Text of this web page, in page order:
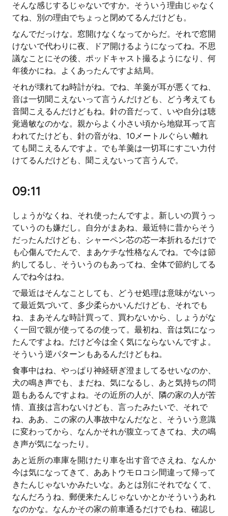
そんな感じするじゃないですか。そういう理由じゃなく
てね、別の理由でちょっと閉めてるんだけども。
なんでだっけな。窓開けなくなってからだ。それで窓開
けないで代わりに夜、ドア開けるようになってね。不思
議なことにその後、ポッドキャスト撮るようになり、何
年後かにね。よくあったんですよ結局。
それが壊れてね時計がね。でね、羊羹が耳が悪くてね、
音は一切聞こえないって言うんだけども、どう考えても
音聞こえるんだけどもね。針の音だって、いや自分は聴
覚過敏なのかな。親からよく小さい頃から地獄耳って言
われてたけども、針の音がね、10メートルぐらい離れ
ても聞こえるんですよ。でも羊羹は一切耳にすごい力付
けてるんだけども、聞こえないって言うんで。
09:11
しょうがなくね、それ使ったんですよ。新しいの買うっ
ていうのも嫌だし。自分がまあね、最近特に昔からそう
だったんだけども、シャーペン芯の芯一本折れるだけで
も心傷んでたんで、まあケチな性格なんでね。で今は節
約してるし、そういうのもあってね、全体で節約してる
んでね今はね。
で最近はそんなことしても、どうせ処理は意味がないっ
て最近気づいて、多少柔らかいんだけども、それでも
ね、まあそんな時計買って、買わないから、しょうがな
く一回で親が使ってるの使って。最初ね、音は気になっ
たんですよね。だけど今は全く気にならないんですよ。
そういう逆パターンもあるんだけどもね。
食事中はね、やっぱり神経研ぎ澄ましてるせいなのか、
犬の鳴き声でも、まだね、気になるし、あと気持ちの問
題もあるんですよね。その近所の人が、隣の家の人が苦
情、直接は言わないけども、言ったみたいで、それで
ね、ああ、この家の人事故中なんだなと、そういう意識
に変わってから、なんかそれが腹立ってきてね、犬の鳴
き声が気になったり。
あと近所の車庫を開けたり車を出す音でさえね、なんか
今は気になってきて、ああトウモロコシ間違って帰って
きたんじゃないかみたいな。あとは別にそれでなくて、
なんだろうね、郵便来たんじゃないかとかそういうあれ
なのかな。なんかその家の前車通るだけでもね、確認し